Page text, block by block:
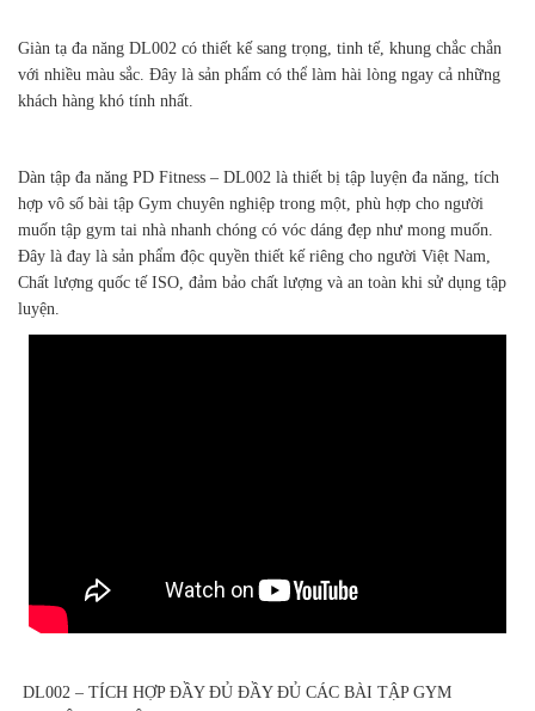
Giàn tạ đa năng DL002 có thiết kế sang trọng, tinh tế, khung chắc chắn
với nhiều màu sắc. Đây là sản phẩm có thể làm hài lòng ngay cả những
khách hàng khó tính nhất.
Dàn tập đa năng PD Fitness – DL002 là thiết bị tập luyện đa năng, tích
hợp vô số bài tập Gym chuyên nghiệp trong một, phù hợp cho người
muốn tập gym tai nhà nhanh chóng có vóc dáng đẹp như mong muốn.
Đây là đay là sản phẩm độc quyền thiết kế riêng cho người Việt Nam,
Chất lượng quốc tế ISO, đảm bảo chất lượng và an toàn khi sử dụng tập
luyện.
DL002 – TÍCH HỢP ĐẦY ĐỦ ĐẦY ĐỦ CÁC BÀI TẬP GYM